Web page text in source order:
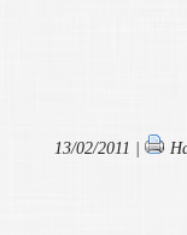
13/02/2011 |